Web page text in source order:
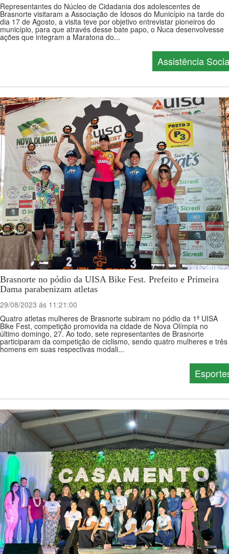
Representantes do Núcleo de Cidadania dos adolescentes de
Brasnorte visitaram a Associação de Idosos do Município na tarde do
dia 17 de Agosto, a visita teve por objetivo entrevistar pioneiros do
município, para que através desse bate papo, o Nuca desenvolvesse
ações que integram a Maratona do...
Assistência
Brasnorte no pódio da UISA Bike Fest. Prefeito e Primeira
Dama parabenizam atletas
29/08/2023 ás 11:21:00
Quatro atletas mulheres de Brasnorte subiram no pódio da 1ª UISA
Bike Fest, competição promovida na cidade de Nova Olímpia no
último domingo, 27. Ao todo, sete representantes de Brasnorte
participaram da competição de ciclismo, sendo quatro mulheres e três
homens em suas respectivas modali...